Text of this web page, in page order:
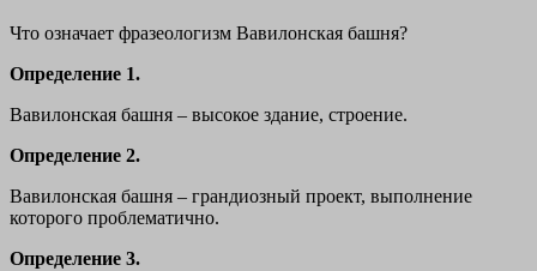
Что означает фразеологизм Вавилонская башня?
Определение 1.
Вавилонская башня – высокое здание, строение.
Определение 2.
Вавилонская башня – грандиозный проект, выполнение
которого проблематично.
Определение 3.